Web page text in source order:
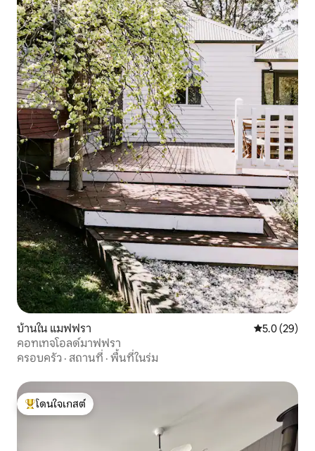
บ้านใน แมฟฟรา คะแนนเฉลี่ย
5.0 (29)
คอทเทจโอลด์มาฟฟรา
ครอบครัว · สถานที่ · พื้นที่ในร่ม
โดนใจเกสต์ที่สุด
โดนใจเกสต์